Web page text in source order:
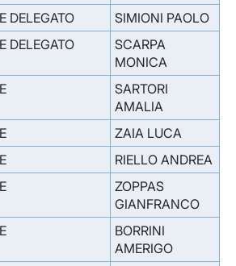
DELEGATO
SIMIONI PAOLO
DELEGATO
SCARPA
MONICA
SARTORI
AMALIA
ZAIA LUCA
RIELLO ANDREA
ZOPPAS
GIANFRANCO
BORRINI
AMERIGO